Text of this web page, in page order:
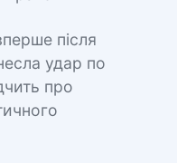
після
удар по
про